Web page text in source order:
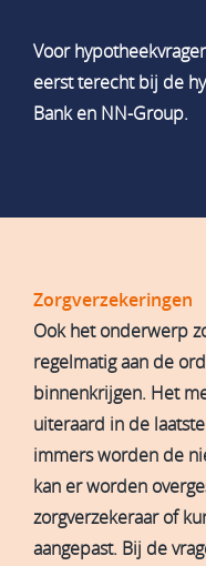
Voor
eerst terecht bij de
Bank en NN-Group.
Zorgverzekeringen
Ook het onderwerp
regelmatig aan de
binnenkrijgen. Het
uiteraard in de
immers worden de
kan er worden
zorgverzekeraar of
aangepast. Bij de